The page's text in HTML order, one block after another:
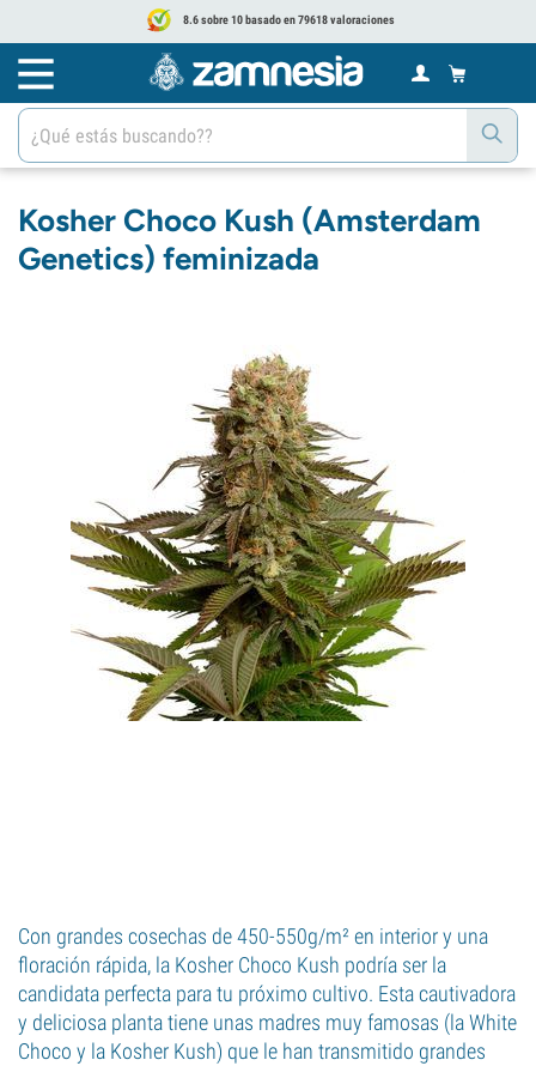
8.6 sobre 10 basado en 79618 valoraciones
Kosher Choco Kush (Amsterdam
Genetics) feminizada
Con grandes cosechas de 450-550g/m² en interior y una
floración rápida, la Kosher Choco Kush podría ser la
candidata perfecta para tu próximo cultivo. Esta cautivadora
y deliciosa planta tiene unas madres muy famosas (la White
Choco y la Kosher Kush) que le han transmitido grandes